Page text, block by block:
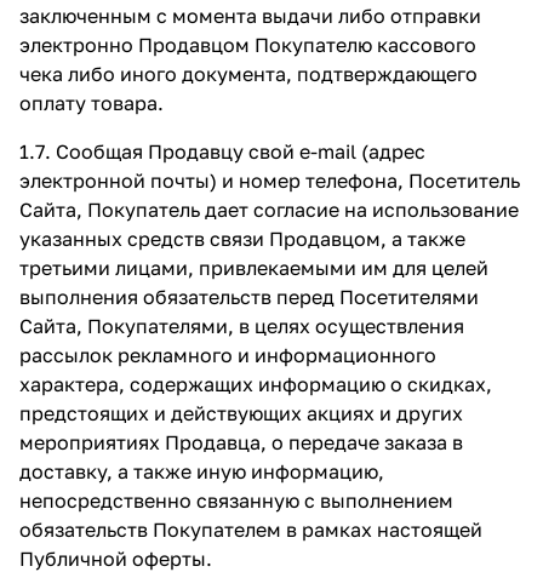
заключенным с момента выдачи либо отправки
электронно Продавцом Покупателю кассового
чека либо иного документа, подтверждающего
оплату товара.
1.7. Сообщая Продавцу свой e-mail (адрес
электронной почты) и номер телефона, Посетитель
Сайта, Покупатель дает согласие на использование
указанных средств связи Продавцом, а также
третьими лицами, привлекаемыми им для целей
выполнения обязательств перед Посетителями
Сайта, Покупателями, в целях осуществления
рассылок рекламного и информационного
характера, содержащих информацию о скидках,
предстоящих и действующих акциях и других
мероприятиях Продавца, о передаче заказа в
доставку, а также иную информацию,
непосредственно связанную с выполнением
обязательств Покупателем в рамках настоящей
Публичной оферты.